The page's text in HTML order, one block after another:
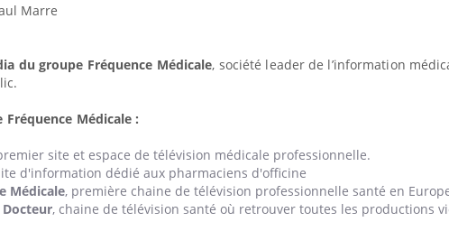
Marre
du groupe Fréquence Médicale, société leader de l’information
Médicale :
site et espace de télévision médicale professionnelle.
d'information dédié aux pharmaciens d'officine
Médicale, première chaine de télévision professionnelle santé en
Docteur, chaine de télévision santé où retrouver toutes les productions